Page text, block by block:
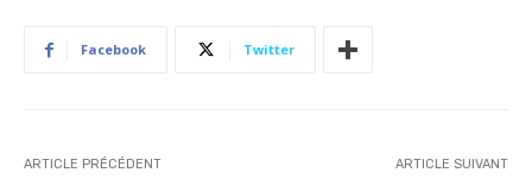
Facebook Twitter
ARTICLE PRÉCÉDENT ARTICLE SUIVANT